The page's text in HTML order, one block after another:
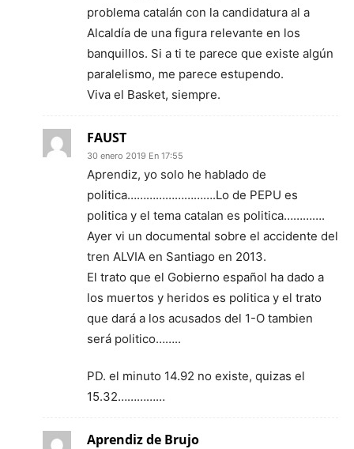
problema catalán con la candidatura al a
Alcaldía de una figura relevante en los
banquillos. Si a ti te parece que existe algún
paralelismo, me parece estupendo.
Viva el Basket, siempre.
FAUST
30 enero 2019 En 17:55
Aprendiz, yo solo he hablado de
politica……………………….Lo de PEPU es
politica y el tema catalan es politica………….
Ayer vi un documental sobre el accidente del
tren ALVIA en Santiago en 2013.
El trato que el Gobierno español ha dado a
los muertos y heridos es politica y el trato
que dará a los acusados del 1-O tambien
será politico……..
PD. el minuto 14.92 no existe, quizas el
15.32……………
Aprendiz de Brujo